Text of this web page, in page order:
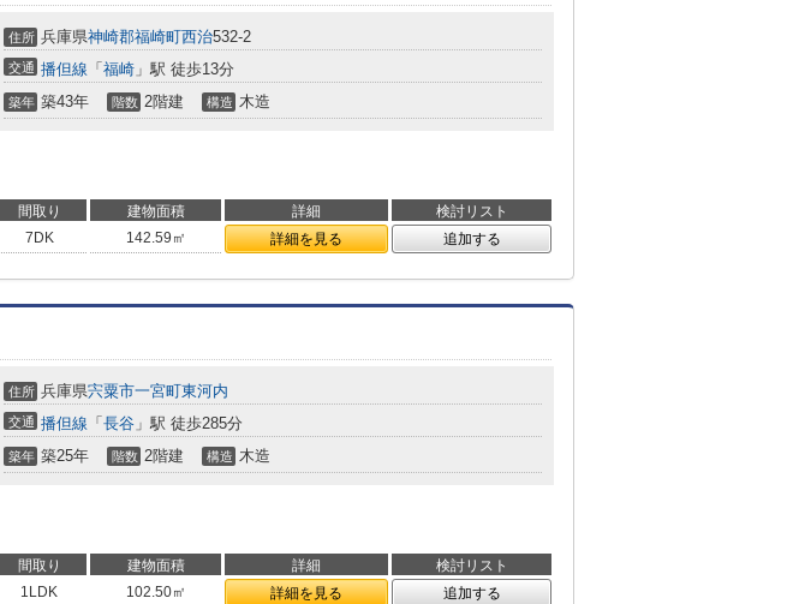
住所 兵庫県神崎郡福崎町西治532-2
交通 播但線 「 福崎 」駅 徒歩13分
築年 築43年 階数 2階建 構造 木造
間取り 建物面積 詳細
検討リスト
7DK 142.59㎡ 詳細を見る 追加する
住所 兵庫県宍粟市一宮町東河内
交通 播但線 「 長谷 」駅 徒歩285分
築年 築25年 階数 2階建 構造 木造
間取り 建物面積 詳細
検討リスト
1LDK 102.50㎡ 詳細を見る 追加する